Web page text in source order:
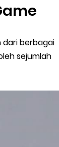
dari berbagai
sejumlah